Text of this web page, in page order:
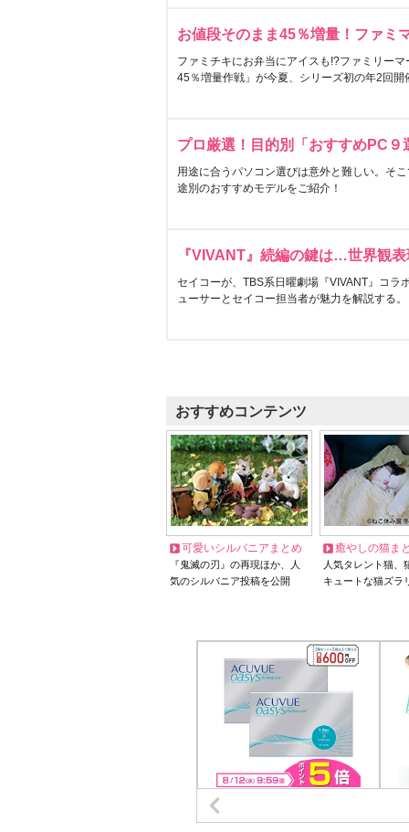
お値段そのまま45％増量！ファミ
ファミチキにお弁当にアイスも!?ファミリー
45％増量作戦」が今夏、シリーズ初の年2回開
プロ厳選！目的別「おすすめPC９
用途に合うパソコン選びは意外と難しい。そ
途別のおすすめモデルをご紹介！
『VIVANT』続編の鍵は…世界観
セイコーが、TBS系日曜劇場『VIVANT』コラ
ューサーとセイコー担当者が魅力を解説する。
おすすめコンテンツ
可愛いシルバニアまとめ
『鬼滅の刃』の再現ほか、人
気のシルバニア投稿を公開
癒やしの猫ま
人気タレント猫
キュートな猫ズラ